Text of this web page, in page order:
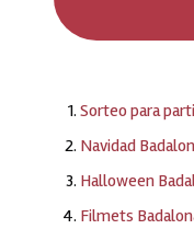
Sorteo para
Navidad
Halloween
Filmets